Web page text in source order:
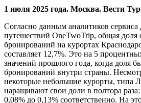
1 июля 2025 года. Москва. Вести
Согласно данным аналитиков сервиса
путешествий OneTwoTrip, общая доля
бронирований на курортах
составляет 12,7%. Это на 5
значений прошлого года, когда доля
бронирований внутри страны.
некоторые небольшие курорты, типа
наращивают свои доли в полтора
0,08% до 0,13% соответственно. На